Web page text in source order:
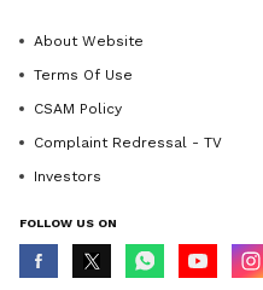
About Website
Terms Of Use
CSAM Policy
Complaint Redressal - TV
Investors
FOLLOW US ON